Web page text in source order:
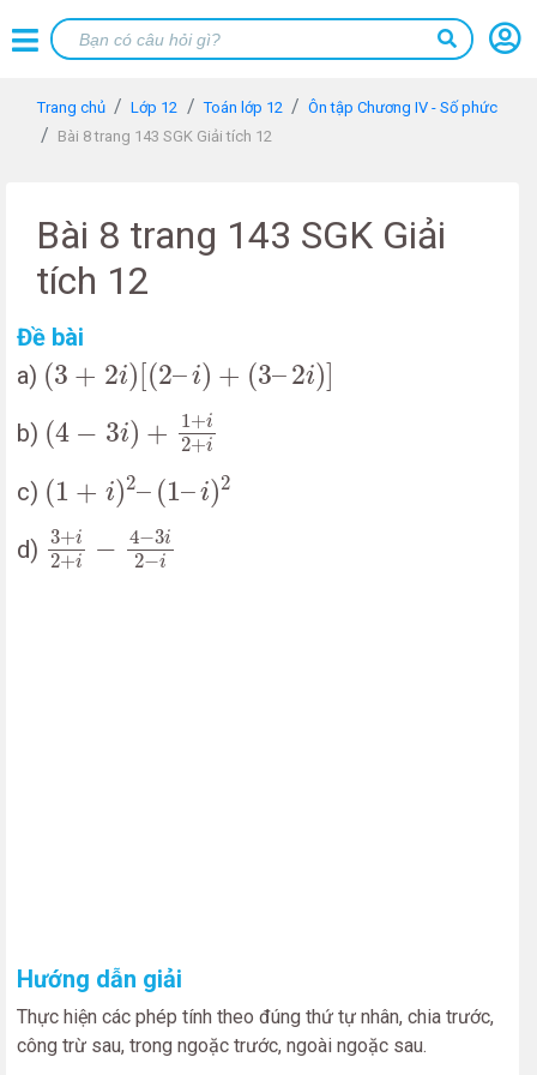
Trang chủ Lớp 12 Toán lớp 12
Ôn tập Chương IV - Số phức
Bài 8 trang 143 SGK Giải tích 12
Bài 8 trang 143 SGK Giải
tích 12
Đề bài
a) (3 + 2i) (2– i) + (3–2i)
(3 +2 i)[(2– +( 3 2i
b) (4 − 3i) + 1+i
2+i
( 4 i) + 2+i
c) (1 + i)2– (1–i)2
(1 i 2– 1– 2
d) 3+i
2+i − 4−3i
2−i
3+i −4−
Hướng dẫn giải
Thực hiện các phép tính theo đúng thứ tự nhân, chia trước,
công trừ sau, trong ngoặc trước, ngoài ngoặc sau.